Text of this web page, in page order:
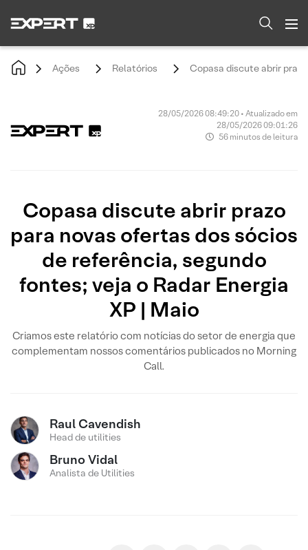
Ações Relatórios Copasa discute abrir
28/05/2026 08:49:20 • Atualizado em
28/05/2026 09:01:26
56 minutos de leitura
Copasa discute abrir prazo
para novas ofertas dos sócios
de referência, segundo
fontes; veja o Radar Energia
XP | Maio
Criamos este relatório com notícias do setor de energia que
complementam nossos comentários publicados no Morning
Call.
Raul Cavendish
Head de utilities
Bruno Vidal
Analista de Utilities